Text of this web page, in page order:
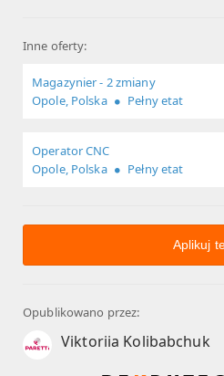
Inne oferty:
Magazynier - 2 zmiany
Opole, Polska
Pełny etat
Operator CNC
Opole, Polska
Pełny etat
Aplikuj
Opublikowano przez:
Viktoriia Kolibabchuk